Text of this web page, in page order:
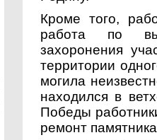
Кроме того,
работа по
захоронения
территории
могила
находился в
Победы
ремонт